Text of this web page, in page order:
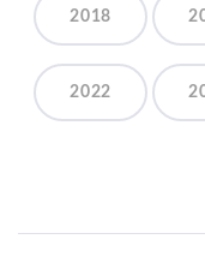
2018
2022